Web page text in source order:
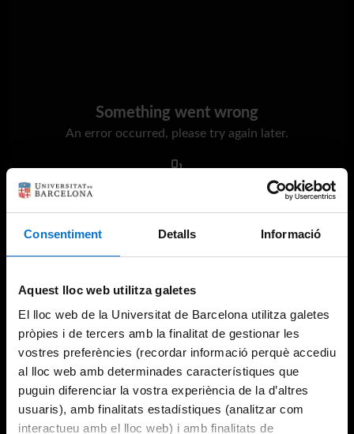
Consentiment Detalls Informació
Aquest lloc web utilitza galetes
El lloc web de la Universitat de Barcelona utilitza galetes
pròpies i de tercers amb la finalitat de gestionar les
vostres preferències (recordar informació perquè accediu
al lloc web amb determinades característiques que
puguin diferenciar la vostra experiència de la d’altres
usuaris), amb finalitats estadístiques (analitzar com
interactueu amb el lloc web) i amb finalitats de
Something went wrong
An error occurred, please try again later.